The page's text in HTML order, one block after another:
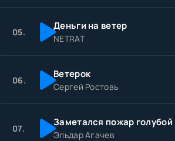
05. Деньги на ветер
NETRAT
06. Ветерок
Сергей Ростовъ
07. Заметался пожар голубой
Эльдар Агачев